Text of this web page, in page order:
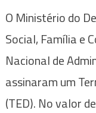
O Ministério do
Social, Família e
Nacional de
assinaram um
(TED). No valor